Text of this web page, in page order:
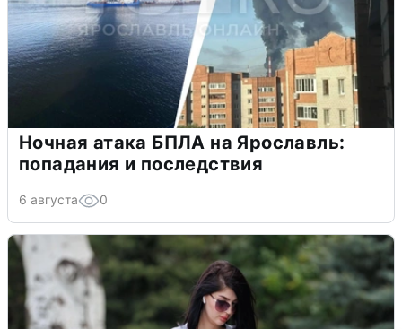
Ночная атака БПЛА на Ярославль:
попадания и последствия
6 августа 0